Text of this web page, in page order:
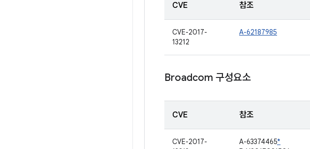
CVE 참조
CVE-2017-
13212
A-62187985
Broadcom 구성요소
CVE 참조
CVE-2017-
A-63374465*